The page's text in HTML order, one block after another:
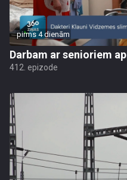
pirms 4 dienām
Darbam ar senioriem
412. epizode